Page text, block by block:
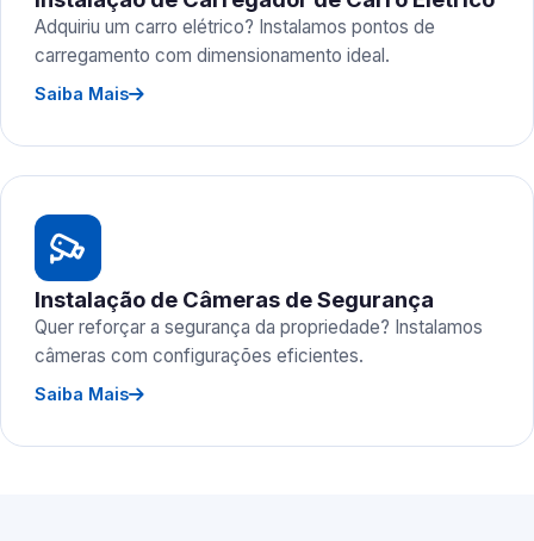
Adquiriu um carro elétrico? Instalamos pontos de
carregamento com dimensionamento ideal.
Saiba Mais
Instalação de Câmeras de Segurança
Quer reforçar a segurança da propriedade? Instalamos
câmeras com configurações eficientes.
Saiba Mais